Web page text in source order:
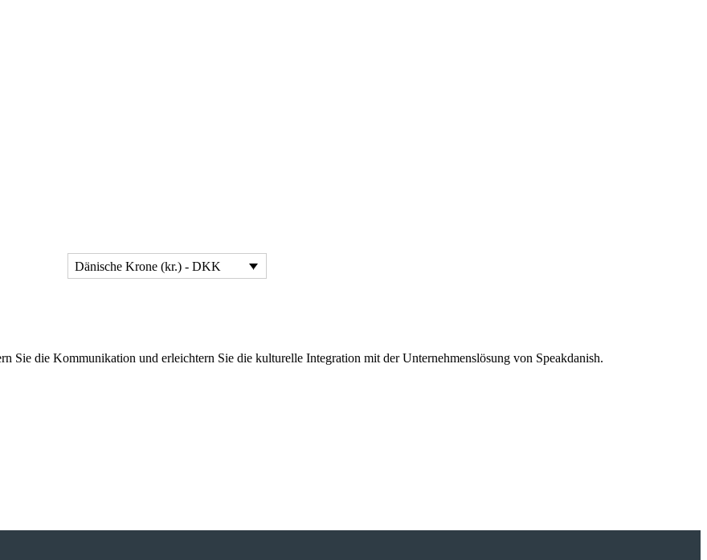
Dänische Krone (kr.) - DKK
Sie die Kommunikation und erleichtern Sie die kulturelle Integration mit der Unternehmenslösung von Speakdanish.